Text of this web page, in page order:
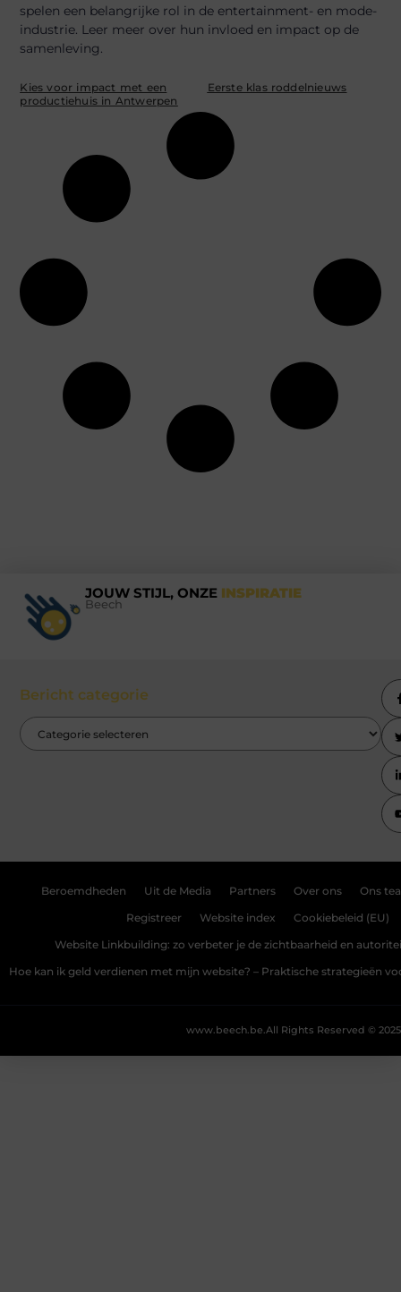
spelen een belangrijke rol in de entertainment- en mode-
industrie. Leer meer over hun invloed en impact op de
samenleving.
Kies voor impact met een
productiehuis in Antwerpen
Eerste klas roddelnieuws
JOUW STIJL, ONZE INSPIRATIE
Beech
Bericht categorie
Beroemdheden Uit de Media Partners Over ons Ons
Registreer Website index Cookiebeleid (EU)
Website Linkbuilding: zo verbeter je de zichtbaarheid en
Hoe kan ik geld verdienen met mijn website? – Praktische strategieën
All Rights Reserved © 2025
www.beech.be.